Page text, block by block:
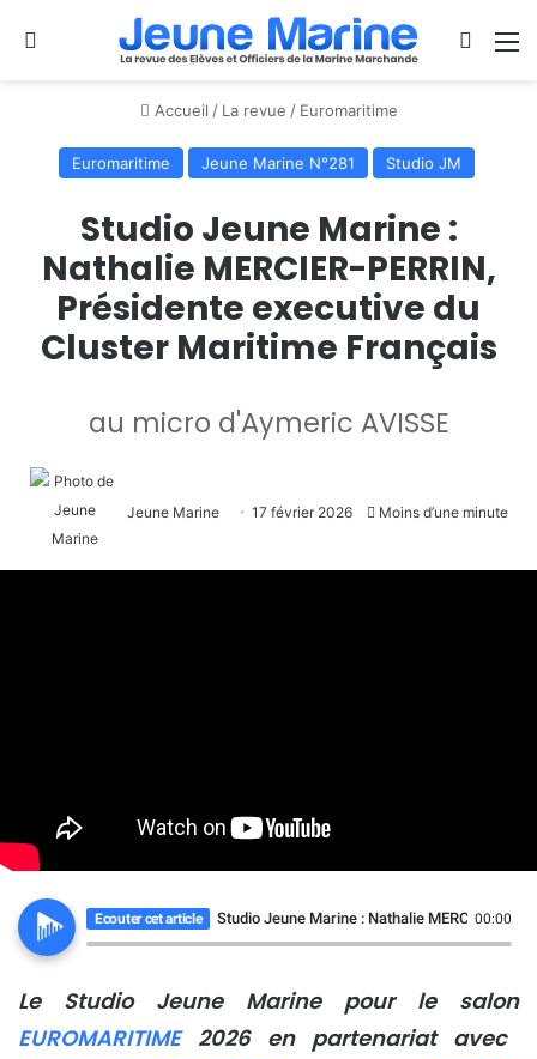
Se connecter
Accueil / La revue / Euromaritime
Euromaritime Jeune Marine N°281 Studio JM
Studio Jeune Marine :
Nathalie MERCIER-PERRIN,
Présidente executive du
Cluster Maritime Français
au micro d'Aymeric AVISSE
Jeune Marine 17 février 2026 Moins d’une minute
Ecouter cet article Studio Jeune Marine : Nathalie MERCIER-
00:00
Le Studio Jeune Marine pour le salon
EUROMARITIME2026 en partenariat avec